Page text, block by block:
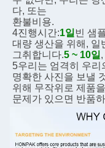
다, 또는
환불비용.
4진행시간:1일 빈 샘
대량 생산을 위해, 일
그취합니다.5 ~ 10일
5우리는 엄격히 우리
명확한 사진을 보낼
위해 무작위로 제품
문제가 있으면 반품